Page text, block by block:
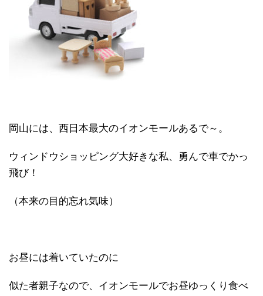
岡山には、西日本最大のイオンモールあるで～。
ウィンドウショッピング大好きな私、勇んで車でかっ
飛び！
（本来の目的忘れ気味）
お昼には着いていたのに
似た者親子なので、イオンモールでお昼ゆっくり食べ